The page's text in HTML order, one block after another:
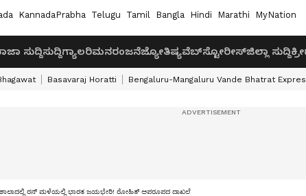
KannadaPrabha Telugu Tamil Bangla Hindi Marathi MyNation
ಸುದ್ದಿಸುದ್ದಿಗ್ಯಾಲರಿಮನರಂಜನೆಜ್ಯೋತಿಷ್ಯವೆಬ್‌ಸ್ಟೋರೀಸ್ಜಿಲ್ಲಾ ಸುದ್ದಿ
Basavaraj Horatti Bengaluru-Mangaluru Vande Bhatrat
ರನ್ ಮಳೆಯಲ್ಲಿ ಭಾರತ ಜಯಭೇರಿ! ರೋಹಿತ್ ಅಪರೂಪದ ದಾಖಲೆ